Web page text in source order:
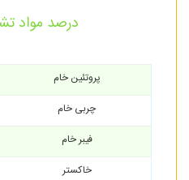
درصد مواد
پروتئین خام
چربی خام
فیبر خام
خاکستر